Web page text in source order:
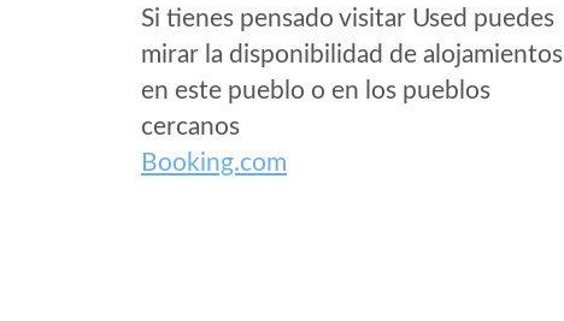
Si tienes pensado visitar Used puedes
mirar la disponibilidad de alojamientos
en este pueblo o en los pueblos
cercanos
Booking.com